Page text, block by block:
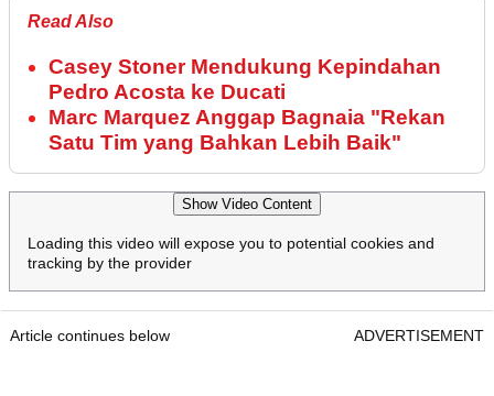
Read Also
Casey Stoner Mendukung Kepindahan
Pedro Acosta ke Ducati
Marc Marquez Anggap Bagnaia "Rekan
Satu Tim yang Bahkan Lebih Baik"
Show Video Content
Loading this video will expose you to potential cookies and
tracking by the provider
Article continues below ADVERTISEMENT